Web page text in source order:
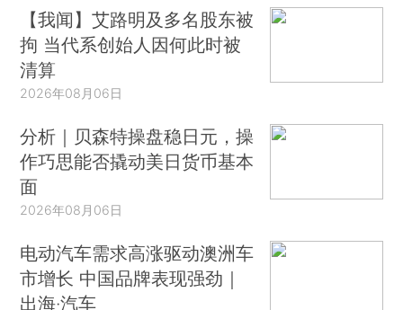
【我闻】艾路明及多名股东被
拘 当代系创始人因何此时被
清算
2026年08月06日
分析｜贝森特操盘稳日元，操
作巧思能否撬动美日货币基本
面
2026年08月06日
电动汽车需求高涨驱动澳洲车
市增长 中国品牌表现强劲｜
出海·汽车